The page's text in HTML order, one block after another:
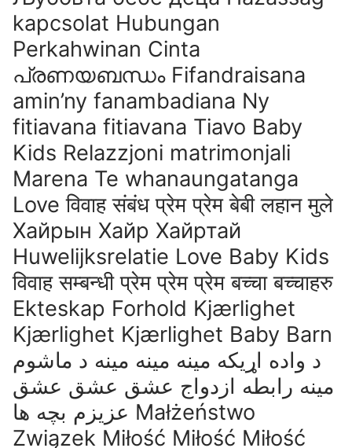
kapcsolat Hubungan
Perkahwinan Cinta
പ്രണയബന്ധം Fifandraisana
amin’ny fanambadiana Ny
fitiavana fitiavana Tiavo Baby
Kids Relazzjoni matrimonjali
Marena Te whanaungatanga
Love विवाह संबंध प्रेम प्रेम बेबी लहान मुले
Хайрын Хайр Хайртай
Huwelijksrelatie Love Baby Kids
विवाह सम्बन्धी प्रेम प्रेम प्रेम बच्चा बच्चाहरु
Ekteskap Forhold Kjærlighet
Kjærlighet Kjærlighet Baby Barn
د واده اړیکه مینه مینه مینه د ماشوم
مینه رابطه ازدواج عشق عشق عشق
عزیزم بچه ها Małżeństwo
Związek Miłość Miłość Miłość